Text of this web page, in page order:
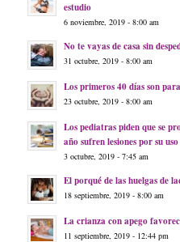
estudio
6 noviembre, 2019 - 8:00 am
No te vayas de casa sin
31 octubre, 2019 - 8:00 am
Los primeros 40 días son
23 octubre, 2019 - 8:00 am
Los pediatras piden que se
año sufren lesiones por su
3 octubre, 2019 - 7:45 am
El porqué de las huelgas de
18 septiembre, 2019 - 8:00 am
La crianza con apego
11 septiembre, 2019 - 12:44 pm